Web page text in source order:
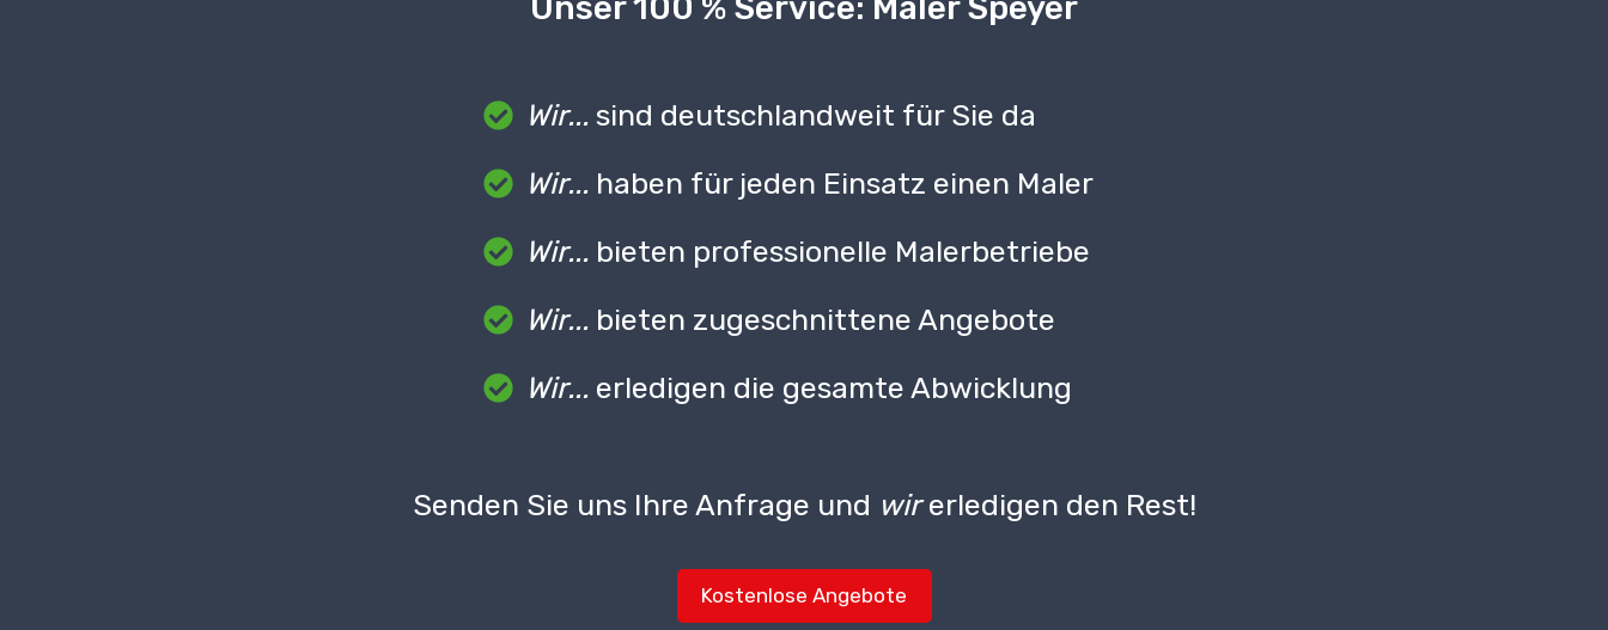
Wir... sind deutschlandweit für Sie da
Wir... haben für jeden Einsatz einen Maler
Wir... bieten professionelle Malerbetriebe
Wir... bieten zugeschnittene Angebote
Wir... erledigen die gesamte Abwicklung
Senden Sie uns Ihre Anfrage und wirerledigen den Rest!
Kostenlose Angebote